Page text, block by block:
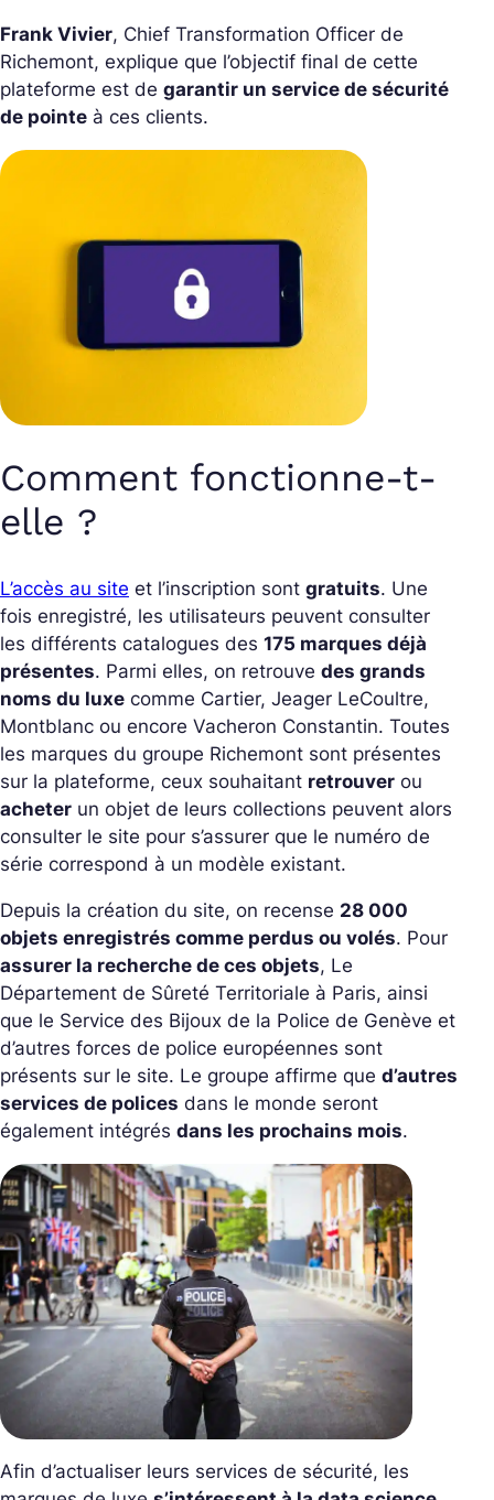
Frank Vivier, Chief Transformation Officer de
Richemont, explique que l’objectif final de cette
plateforme est de garantir un service de sécurité
de pointe à ces clients.
Comment fonctionne-t-
elle ?
L’accès au site et l’inscription sont gratuits. Une
fois enregistré, les utilisateurs peuvent consulter
les différents catalogues des 175 marques déjà
présentes. Parmi elles, on retrouve des grands
noms du luxe comme Cartier, Jeager LeCoultre,
Montblanc ou encore Vacheron Constantin. Toutes
les marques du groupe Richemont sont présentes
sur la plateforme, ceux souhaitant retrouver ou
acheter un objet de leurs collections peuvent alors
consulter le site pour s’assurer que le numéro de
série correspond à un modèle existant.
Depuis la création du site, on recense 28 000
objets enregistrés comme perdus ou volés. Pour
assurer la recherche de ces objets, Le
Département de Sûreté Territoriale à Paris, ainsi
que le Service des Bijoux de la Police de Genève et
d’autres forces de police européennes sont
présents sur le site. Le groupe affirme que d’autres
services de polices dans le monde seront
également intégrés dans les prochains mois.
Afin d’actualiser leurs services de sécurité, les